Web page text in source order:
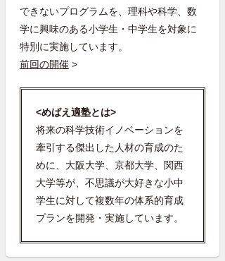
できないプログラムを、理科や科学、数
学に興味のある小学生・中学生を対象に
特別に実施しています。
前回の開催>
<めばえ適塾とは>
将来の科学技術イノベーションを
牽引する傑出した人材の育成のた
めに、大阪大学、京都大学、関西
大学等が、不思議が大好きな小中
学生に対して複数年の体系的育成
プランを開発・実施しています。